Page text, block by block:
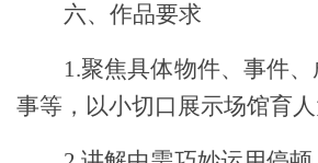
六、作品要求
1.聚焦具体物件、事件
事等，以小切口 展示场馆育人